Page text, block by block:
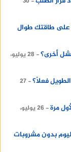
على طاقتك طوال
أخرى؟
28 يوليو،
فعلًا؟ 27
مرة
26 يوليو،
بدون مشروبات